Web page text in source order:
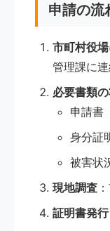
申請の流
市町村役
管理課に
必要書類
申請書
身分証
被害状
現地調査
証明書発行